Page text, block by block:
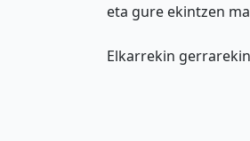
eta gure ekintzen
Elkarrekin